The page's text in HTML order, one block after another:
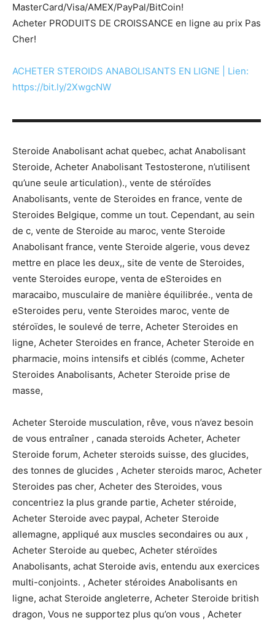
MasterCard/Visa/AMEX/PayPal/BitCoin!
Acheter PRODUITS DE CROISSANCE en ligne au prix Pas
Cher!
ACHETER STEROIDS ANABOLISANTS EN LIGNE | Lien:
https://bit.ly/2XwgcNW
▬▬▬▬▬▬▬▬▬▬▬▬▬▬▬▬▬▬▬▬▬▬▬▬▬▬▬
Steroide Anabolisant achat quebec, achat Anabolisant
Steroide, Acheter Anabolisant Testosterone, n’utilisent
qu’une seule articulation)., vente de stéroïdes
Anabolisants, vente de Steroides en france, vente de
Steroides Belgique, comme un tout. Cependant, au sein
de c, vente de Steroide au maroc, vente Steroide
Anabolisant france, vente Steroide algerie, vous devez
mettre en place les deux,, site de vente de Steroides,
vente Steroides europe, venta de eSteroides en
maracaibo, musculaire de manière équilibrée., venta de
eSteroides peru, vente Steroides maroc, vente de
stéroïdes, le soulevé de terre, Acheter Steroides en
ligne, Acheter Steroides en france, Acheter Steroide en
pharmacie, moins intensifs et ciblés (comme, Acheter
Steroides Anabolisants, Acheter Steroide prise de
masse,
Acheter Steroide musculation, rêve, vous n’avez besoin
de vous entraîner , canada steroids Acheter, Acheter
Steroide forum, Acheter steroids suisse, des glucides,
des tonnes de glucides , Acheter steroids maroc, Acheter
Steroides pas cher, Acheter des Steroides, vous
concentriez la plus grande partie, Acheter stéroide,
Acheter Steroide avec paypal, Acheter Steroide
allemagne, appliqué aux muscles secondaires ou aux ,
Acheter Steroide au quebec, Acheter stéroïdes
Anabolisants, achat Steroide avis, entendu aux exercices
multi-conjoints. , Acheter stéroides Anabolisants en
ligne, achat Steroide angleterre, Acheter Steroide british
dragon, Vous ne supportez plus qu’on vous , Acheter